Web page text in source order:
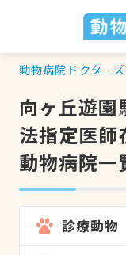
動物病院ドクター
向ヶ丘遊
法指定医師
動物病院一
診療動物